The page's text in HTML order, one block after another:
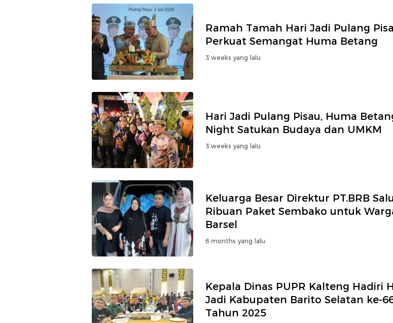
Ramah Tamah Hari Jadi Pulang
Perkuat Semangat Huma Betang
3 weeks yang lalu
Hari Jadi Pulang Pisau, Huma
Night Satukan Budaya dan UMKM
3 weeks yang lalu
Keluarga Besar Direktur PT.BRB
Ribuan Paket Sembako untuk
Barsel
6 months yang lalu
Kepala Dinas PUPR Kalteng Hadiri
Jadi Kabupaten Barito Selatan ke-
Tahun 2025